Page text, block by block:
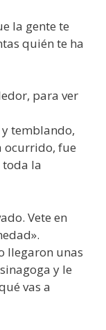
la gente te
quién te ha
para ver
temblando,
ocurrido, fue
toda la
Vete en
llegaron unas
y le
vas a